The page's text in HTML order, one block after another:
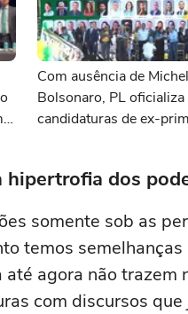
Com ausência de
Bolsonaro, PL oficializa
candidaturas de ex-
hipertrofia dos
somente sob as
temos
agora não trazem
com discursos